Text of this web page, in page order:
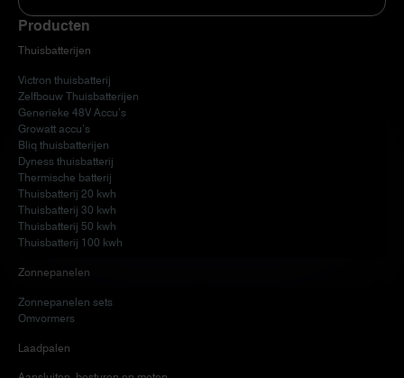
Producten
Thuisbatterijen
Victron thuisbatterij
Zelfbouw Thuisbatterijen
Generieke 48V Accu’s
Growatt accu’s
Bliq thuisbatterijen
Dyness thuisbatterij
Thermische batterij
Thuisbatterij 20 kwh
Thuisbatterij 30 kwh
Thuisbatterij 50 kwh
Thuisbatterij 100 kwh
Zonnepanelen
Zonnepanelen sets
Omvormers
Laadpalen